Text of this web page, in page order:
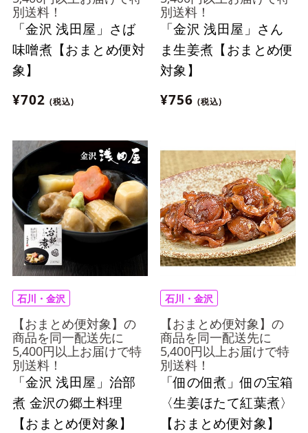
別送料！
「金沢 浅田屋」さば
味噌煮【おまとめ便対
象】
¥702 (税込)
別送料！
「金沢 浅田屋」さん
ま生姜煮【おまとめ便
対象】
¥756 (税込)
石川・金沢
【おまとめ便対象】の
商品を同一配送先に
5,400円以上お届けで特
別送料！
「金沢 浅田屋」治部
煮 金沢の郷土料理
【おまとめ便対象】
石川・金沢
【おまとめ便対象】の
商品を同一配送先に
5,400円以上お届けで特
別送料！
「佃の佃煮」佃の宝箱
〈生姜ほたて紅葉煮〉
【おまとめ便対象】